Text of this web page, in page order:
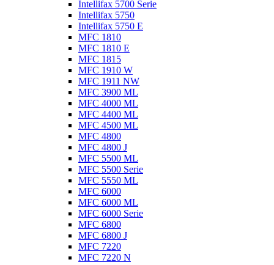
Intellifax 5700 Serie
Intellifax 5750
Intellifax 5750 E
MFC 1810
MFC 1810 E
MFC 1815
MFC 1910 W
MFC 1911 NW
MFC 3900 ML
MFC 4000 ML
MFC 4400 ML
MFC 4500 ML
MFC 4800
MFC 4800 J
MFC 5500 ML
MFC 5500 Serie
MFC 5550 ML
MFC 6000
MFC 6000 ML
MFC 6000 Serie
MFC 6800
MFC 6800 J
MFC 7220
MFC 7220 N